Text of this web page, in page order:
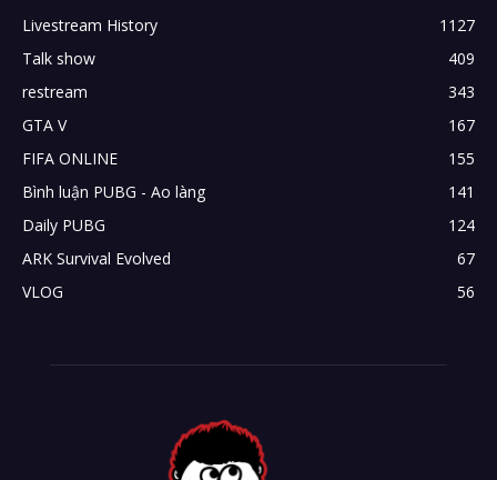
Livestream History
1127
Talk show
409
restream
343
GTA V
167
FIFA ONLINE
155
Bình luận PUBG - Ao làng
141
Daily PUBG
124
ARK Survival Evolved
67
VLOG
56